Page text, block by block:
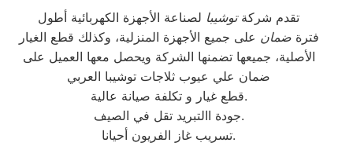
تقدم شركةتوشيبا لصناعة الأجهزة الكهربائية أطول
فترةضمان على جميع الأجهزة المنزلية، وكذلك قطع الغيار
الأصلية، جميعها تضمنها الشركة ويحصل معها العميل على
ضمان علي عيوب ثلاجات توشيبا العربي
قطع غيار و تكلفة صيانة عالية.
جودة االتبريد تقل في الصيف.
تسريب غاز الفريون أحيانا.